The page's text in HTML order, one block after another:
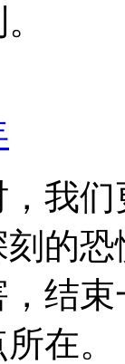
我
的
结
在。